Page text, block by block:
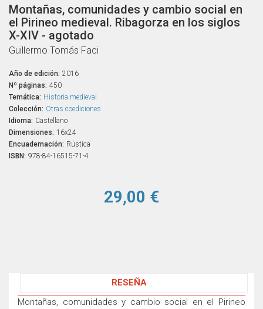
Montañas, comunidades y cambio social en
el Pirineo medieval. Ribagorza en los siglos
X-XIV - agotado
Guillermo Tomás Faci
Año de edición: 2016
Nº páginas: 450
Temática: Historia medieval
Colección: Otras coediciones
Idioma: Castellano
Dimensiones: 16x24
Encuadernación: Rústica
ISBN: 978-84-16515-71-4
29,00 €
RESEÑA
Montañas, comunidades y cambio social en el Pirineo